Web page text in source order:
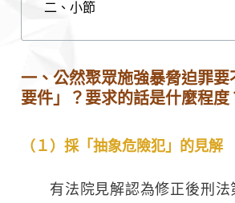
二、小節
一、公然聚眾施強暴脅迫罪要
要件」？要求的話是什麼程度
（１）採「抽象危險犯」的見解
有法院見解認為修正後刑法